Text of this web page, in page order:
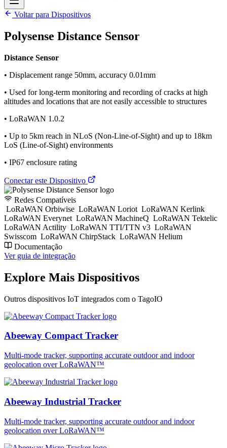
Voltar para Dispositivos
Polysense Distance Sensor
Distance Sensor
• Displacement range 50mm, accuracy 0.01mm
• Used for long-term monitoring and recording of cracks at high
altitudes and locations that are not easily accessible to structures
• LoRaWAN 1.0.2
• Up to 5km reach in NLoS (Non-Line-of-Sight) and up to 18km
LoS (Line-of-Sight) environments
• IP67 enclosure rating
Conectar este Dispositivo
Redes Compatíveis
LoRaWAN Orbiwise LoRaWAN Loriot LoRaWAN Kerlink
LoRaWAN Everynet LoRaWAN MachineQ LoRaWAN Tektelic
LoRaWAN Actility LoRaWAN TTI/TTN v3 LoRaWAN
Swisscom LoRaWAN ChirpStack LoRaWAN Helium
Documentação
Ver guia de integração
Explore Mais Dispositivos
Outros dispositivos IoT integrados com o TagoIO
Abeeway Compact Tracker
Multi-mode tracker, supporting accurate outdoor and indoor
geolocation over LoRaWAN™
Abeeway Industrial Tracker
Multi-mode tracker, supporting accurate outdoor and indoor
geolocation over LoRaWAN™